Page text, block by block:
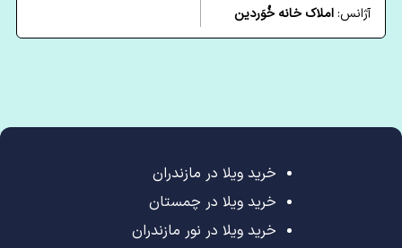
آژانس:املاک خانه خُوَردین
خرید ویلا در مازندران
خرید ویلا در چمستان
خرید ویلا در نور مازندران